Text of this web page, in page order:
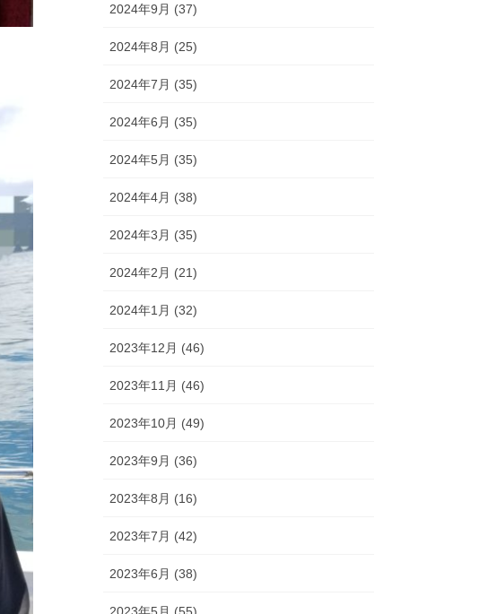
2024年9月 (37)
2024年8月 (25)
2024年7月 (35)
2024年6月 (35)
2024年5月 (35)
2024年4月 (38)
2024年3月 (35)
2024年2月 (21)
2024年1月 (32)
2023年12月 (46)
2023年11月 (46)
2023年10月 (49)
2023年9月 (36)
2023年8月 (16)
2023年7月 (42)
2023年6月 (38)